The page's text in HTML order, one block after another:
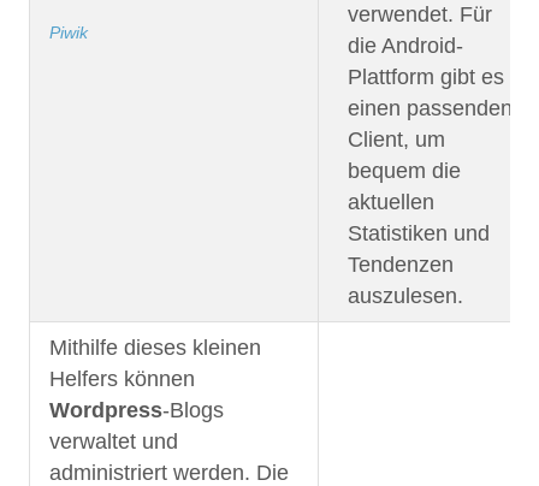
Piwik
verwendet. Für
die Android-
Plattform gibt es
einen passenden
Client, um
bequem die
aktuellen
Statistiken und
Tendenzen
auszulesen.
Mithilfe dieses kleinen
Helfers können
Wordpress-Blogs
verwaltet und
administriert werden. Die